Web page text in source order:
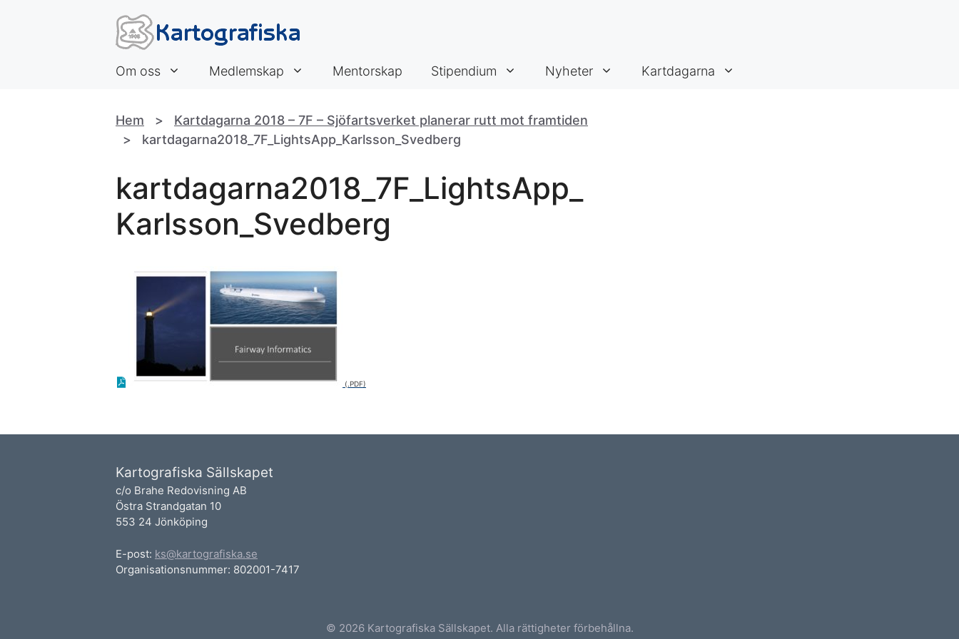
Om oss Medlemskap Mentorskap Stipendium Nyheter Kartdagarna
Hem > Kartdagarna 2018 – 7F – Sjöfartsverket planerar rutt mot framtiden
> kartdagarna2018_7F_LightsApp_Karlsson_Svedberg
kartdagarna2018_7F_LightsApp_
Karlsson_Svedberg
Kartografiska Sällskapet
c/o Brahe Redovisning AB
Östra Strandgatan 10
553 24 Jönköping
E-post: ks@kartografiska.se
Organisationsnummer: 802001-7417
© 2026 Kartografiska Sällskapet. Alla rättigheter förbehållna.